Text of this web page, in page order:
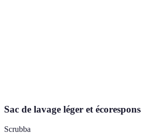
Sac de lavage léger et
Scrubba